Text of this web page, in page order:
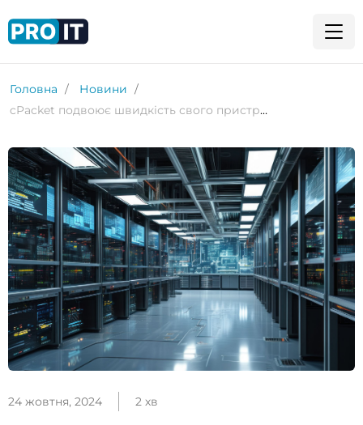
Головна
Новини
cPacket подвоює швидкість свого пристрою захоплення пакетів: що це означає для бізнесу
24 жовтня, 2024 2 хв